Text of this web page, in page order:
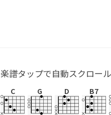
楽譜タップで自動スクロー
C G D B7